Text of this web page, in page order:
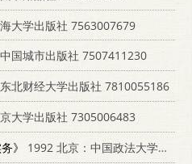
大学出版社 7563007679
国城市出版社 7507411230
北财经大学出版社 7810055186
大学出版社 7305006483
》
1992 北京：中国政法大学出版社 7562007837